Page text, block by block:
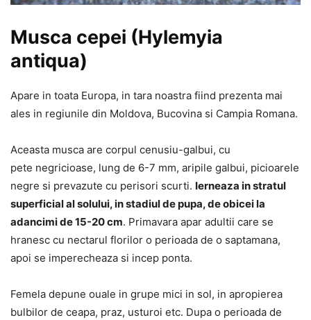
Musca cepei (Hylemyia
antiqua)
Apare in toata Europa, in tara noastra fiind prezenta mai
ales in regiunile din Moldova, Bucovina si Campia Romana.
Aceasta musca are corpul cenusiu-galbui, cu
pete negricioase, lung de 6-7 mm, aripile galbui, picioarele
negre si prevazute cu perisori scurti. Ierneaza in stratul
superficial al solului, in stadiul de pupa, de obicei la
adancimi de 15-20 cm. Primavara apar adultii care se
hranesc cu nectarul florilor o perioada de o saptamana,
apoi se imperecheaza si incep ponta.
Femela depune ouale in grupe mici in sol, in apropierea
bulbilor de ceapa, praz, usturoi etc. Dupa o perioada de